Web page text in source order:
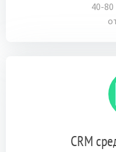
40-
CRM